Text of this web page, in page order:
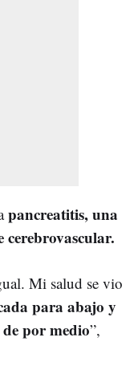
pancreatitis, una
cerebrovascular.
Mi salud se vio
para abajo y
por medio”,